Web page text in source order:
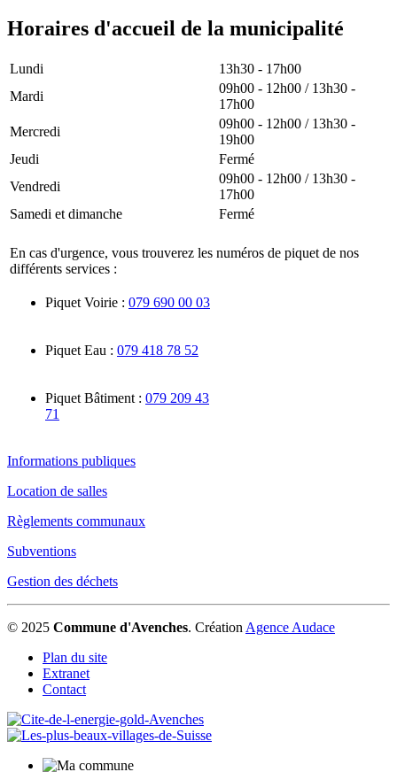
Horaires d'accueil de la municipalité
Lundi
13h30 - 17h00
Mardi
09h00 - 12h00 / 13h30 -
17h00
Mercredi
09h00 - 12h00 / 13h30 -
19h00
Jeudi
Fermé
Vendredi
09h00 - 12h00 / 13h30 -
17h00
Samedi et dimanche
Fermé
En cas d'urgence, vous trouverez les numéros de piquet de nos
différents services :
Piquet Voirie : 079 690 00 03
Piquet Eau : 079 418 78 52
Piquet Bâtiment : 079 209 43
71
Informations publiques
Location de salles
Règlements communaux
Subventions
Gestion des déchets
© 2025 Commune d'Avenches. Création Agence Audace
Plan du site
Extranet
Contact